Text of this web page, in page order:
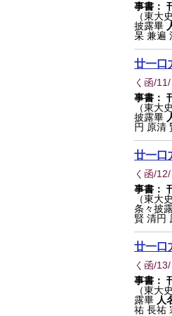
事書：
（東大
披露畢
杲 兼遍
廿一口
く函/
事書：
（東大
披露畢
円 原清
廿一口
く函/
事書：
（東大
条々披
賢 清円
廿一口
く函/
事書：
（東大
露畢 人
祐 長祐